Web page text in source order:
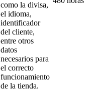
como la divisa,
el idioma,
identificador
del cliente,
entre otros
datos
necesarios para
el correcto
funcionamiento
de la tienda.